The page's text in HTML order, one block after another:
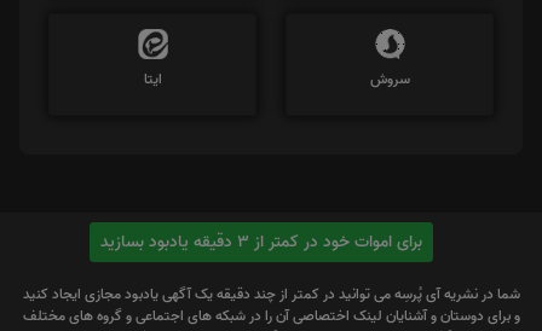
سروش ایتا
برای اموات خود در کمتر از 3 دقیقه یادبود بسازید
شما در نشریه آی پُرسِه می توانید در کمتر از چند دقیقه یک آگهی یادبود مجازی ایجاد کنید
و برای دوستان و آشنایان لینک اختصاصی آن را در شبکه های اجتماعی و گروه های مختلف